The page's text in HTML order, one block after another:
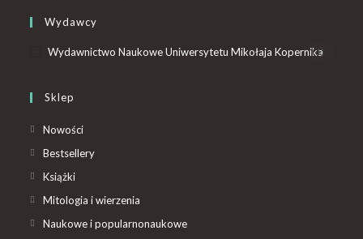
Wydawcy
Wydawnictwo Naukowe Uniwersytetu Mikołaja Kopernika
(1)
Sklep
Nowości
Bestsellery
Książki
Mitologia i wierzenia
Naukowe i popularnonaukowe